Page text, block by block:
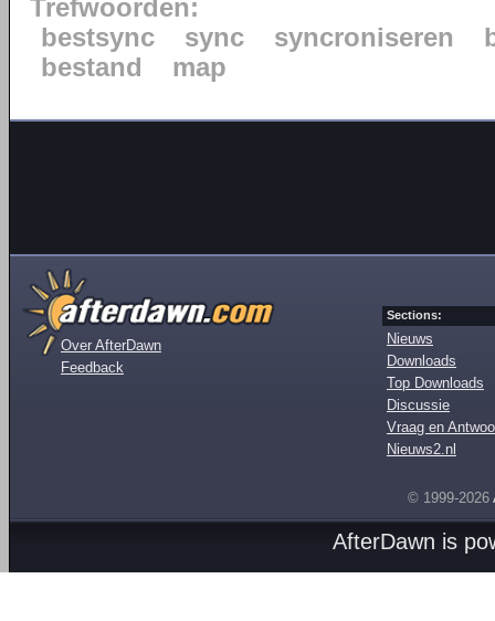
Trefwoorden:
bestsync
sync syncroniseren
bestand
map
Over AfterDawn
Feedback
Sections:
Nieuws
Downloads
Top Downloads
Discussie
Vraag en
Nieuws2.nl
© 1999-2026
AfterDawn is